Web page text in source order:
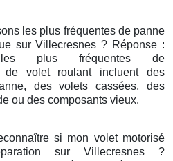
les plus fréquentes de panne
sur Villecresnes ? Réponse :
plus fréquentes de
de volet roulant incluent des
des volets cassées, des
ou des composants vieux.
si mon volet motorisé
sur Villecresnes ?